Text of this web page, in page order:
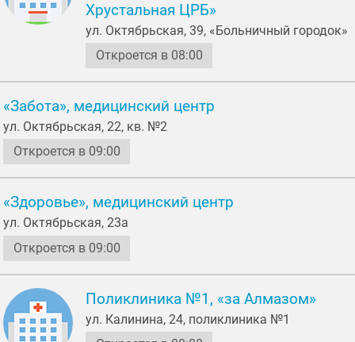
Хрустальная ЦРБ»
ул. Октябрьская, 39, «Больничный городок»
Откроется в 08:00
«Забота», медицинский центр
ул. Октябрьская, 22, кв. №2
Откроется в 09:00
«Здоровье», медицинский центр
ул. Октябрьская, 23а
Откроется в 09:00
Поликлиника №1, «за Алмазом»
ул. Калинина, 24, поликлиника №1